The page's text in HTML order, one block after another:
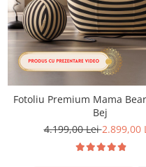
Fotoliu Premium Mama
Bej
4.199,00 Lei2.899,00